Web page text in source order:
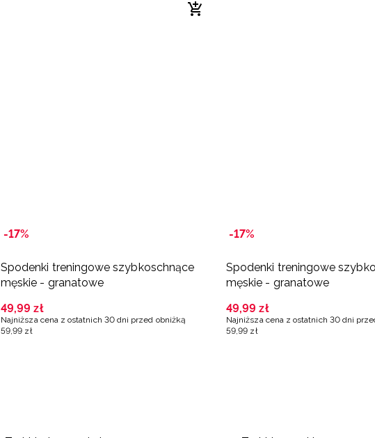
-17%
Spodenki treningowe szybkoschnące
męskie - granatowe
49,99 zł
Najniższa cena z ostatnich 30 dni przed obniżką
59 ,99 zł
-17%
Spodenki treningowe
męskie - granatowe
49,99 zł
Najniższa cena z ostatnich 30 dni
59 ,99 zł